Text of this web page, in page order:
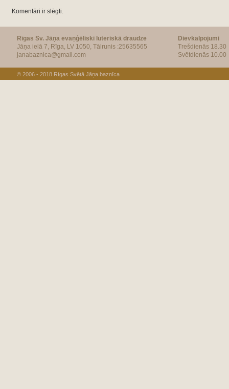
Komentāri ir slēgti.
Rīgas Sv. Jāņa evaņģēliski luteriskā draudze
Jāņa ielā 7, Rīga, LV 1050, Tālrunis :25635565
janabaznica@gmail.com
Dievkalpojumi
Trešdienās 18.30
Svētdienās 10.00
© 2006 - 2018 Rīgas Svētā Jāņa baznīca